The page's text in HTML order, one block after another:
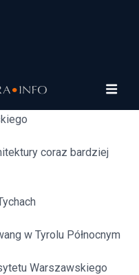
coraz bardziej
w Tyrolu Północnym
Warszawskiego